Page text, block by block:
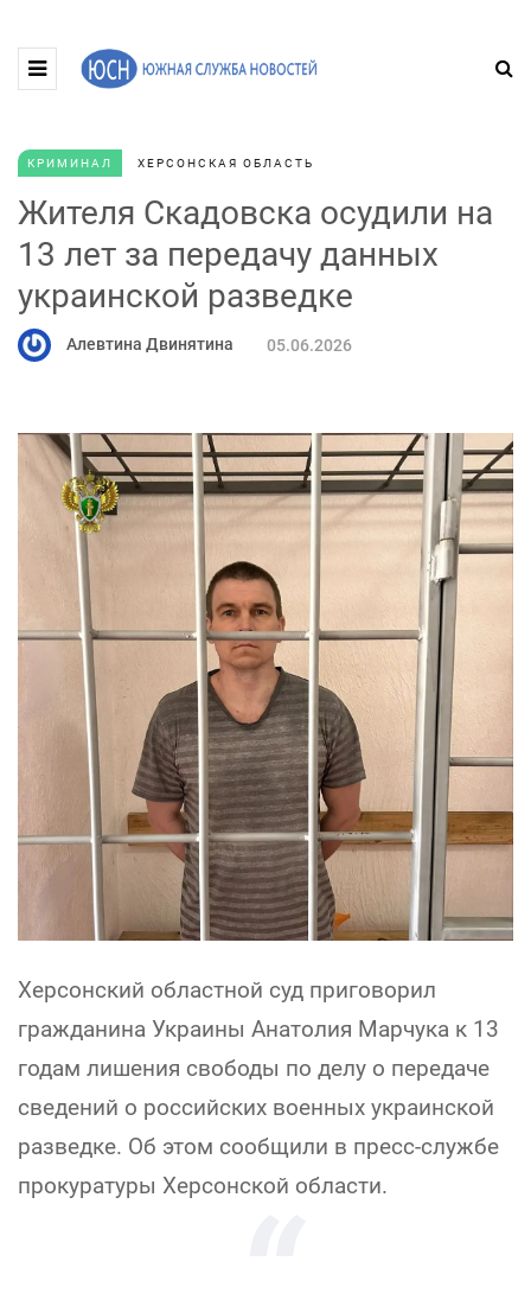
КРИМИНАЛ ХЕРСОНСКАЯ ОБЛАСТЬ
Жителя Скадовска осудили на
13 лет за передачу данных
украинской разведке
Алевтина Двинятина 05.06.2026
Херсонский областной суд приговорил
гражданина Украины Анатолия Марчука к 13
годам лишения свободы по делу о передаче
сведений о российских военных украинской
разведке. Об этом сообщили в пресс-службе
прокуратуры Херсонской области.